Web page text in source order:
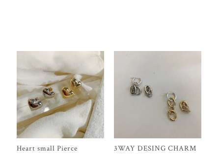
Heart small Pierce
3WAY DESING CHARM